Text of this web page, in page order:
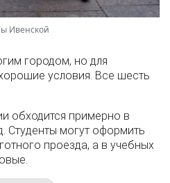
Ивенской
городом, но для
условия. Все шесть
обходится примерно в
Студенты могут оформить
проезда, а в учебных